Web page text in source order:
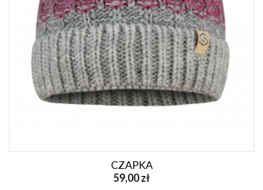
CZAPKA
59,00 zł